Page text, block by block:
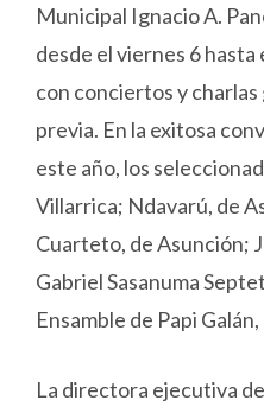
Municipal Ignacio A.
desde el viernes 6
con conciertos y
previa. En la exitosa
este año, los
Villarrica; Ndavarú, de
Cuarteto, de Asunción;
Gabriel Sasanuma
Ensamble de Papi
La directora ejecutiva